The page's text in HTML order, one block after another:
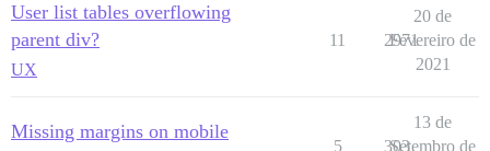
User list tables overflowing
parent div?
UX
11 2971
20 de
Fevereiro de
2021
Missing margins on mobile
5 303
13 de
Setembro de